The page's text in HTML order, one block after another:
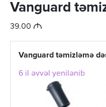
Vanguard
39.00 M
Vanguard təmizləmə
6 il əvvəl yenilənib